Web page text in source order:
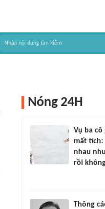
Nóng 24H
Vụ ba cô
mất tích:
nhau
rồi
Thông